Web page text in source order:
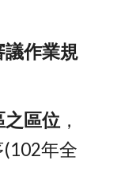
議作業規
之區位 ，
年全